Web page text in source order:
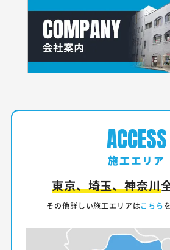
ACCESS
施工エリア
東京、埼玉、神奈川
その他詳しい施工エリアはこちら